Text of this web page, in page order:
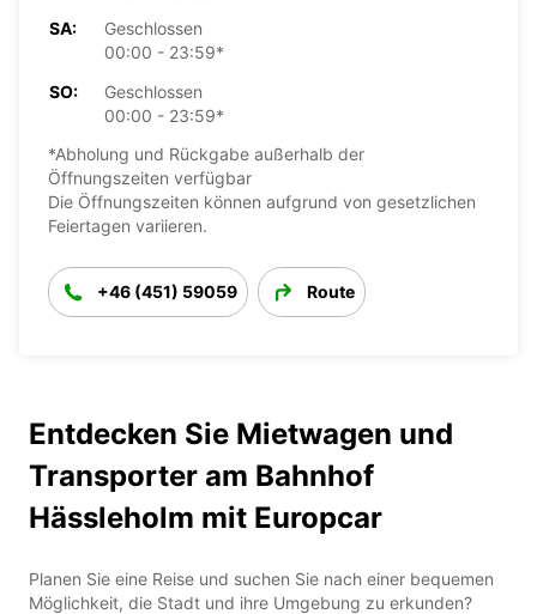
SA:
Geschlossen
00:00 - 23:59*
SO:
Geschlossen
00:00 - 23:59*
*Abholung und Rückgabe außerhalb der
Öffnungszeiten verfügbar
Die Öffnungszeiten können aufgrund von gesetzlichen
Feiertagen variieren.
+46 (451) 59059 Route
Entdecken Sie Mietwagen und
Transporter am Bahnhof
Hässleholm mit Europcar
Planen Sie eine Reise und suchen Sie nach einer bequemen
Möglichkeit, die Stadt und ihre Umgebung zu erkunden?